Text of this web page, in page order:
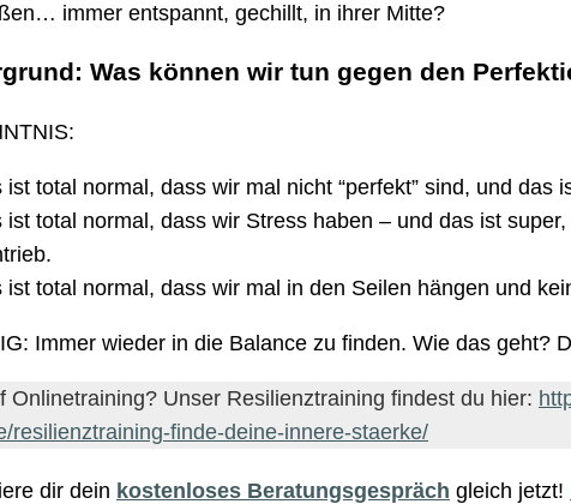
immer entspannt, gechillt, in ihrer Mitte?
Was können wir tun gegen den
ist total normal, dass wir mal nicht “perfekt” sind, und das
ist total normal, dass wir Stress haben – und das ist
ist total normal, dass wir mal in den Seilen hängen und
Immer wieder in die Balance zu finden. Wie das geht?
Onlinetraining? Unser Resilienztraining findest du hier:
resilienztraining-finde-deine-innere-staerke/
dir dein kostenloses Beratungsgespräch gleich jetzt!